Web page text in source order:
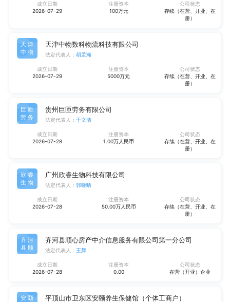
成立日期
2026-07-29
注册资本
100万元
公司状态
存续（在营、开业、在
册）
天津
中物
天津中物数科物流科技有限公司
法定代表人： 胡孟瀚
成立日期
2026-07-29
注册资本
5000万元
公司状态
存续（在营、开业、在
册）
巨匝
劳务
贵州巨匝劳务有限公司
法定代表人： 干文洁
成立日期
2026-07-28
注册资本
1.00万人民币
公司状态
存续（在营、开业、在
册）
欣睿
生物
广州欣睿生物科技有限公司
法定代表人： 郭晓晴
成立日期
2026-07-28
注册资本
50.00万人民币
公司状态
存续（在营、开业、在
册）
齐河
县顺
齐河县顺心房产中介信息服务有限公司第一分公司
法定代表人： 王辉
成立日期
2026-07-28
注册资本
0.00
公司状态
在营（开业）企业
安颐 平顶山市卫东区安颐养生保健馆（个体工商户）